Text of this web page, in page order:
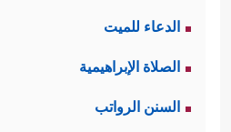
الدعاء للميت
الصلاة الإبراهيمية
السنن الرواتب